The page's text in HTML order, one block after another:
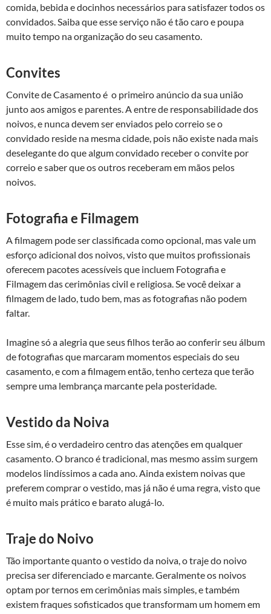
comida, bebida e docinhos necessários para satisfazer todos os
convidados. Saiba que esse serviço não é tão caro e poupa
muito tempo na organização do seu casamento.
Convites
Convite de Casamento é o primeiro anúncio da sua união
junto aos amigos e parentes. A entre de responsabilidade dos
noivos, e nunca devem ser enviados pelo correio se o
convidado reside na mesma cidade, pois não existe nada mais
deselegante do que algum convidado receber o convite por
correio e saber que os outros receberam em mãos pelos
noivos.
Fotografia e Filmagem
A filmagem pode ser classificada como opcional, mas vale um
esforço adicional dos noivos, visto que muitos profissionais
oferecem pacotes acessíveis que incluem Fotografia e
Filmagem das cerimônias civil e religiosa. Se você deixar a
filmagem de lado, tudo bem, mas as fotografias não podem
faltar.
Imagine só a alegria que seus filhos terão ao conferir seu álbum
de fotografias que marcaram momentos especiais do seu
casamento, e com a filmagem então, tenho certeza que terão
sempre uma lembrança marcante pela posteridade.
Vestido da Noiva
Esse sim, é o verdadeiro centro das atenções em qualquer
casamento. O branco é tradicional, mas mesmo assim surgem
modelos lindíssimos a cada ano. Ainda existem noivas que
preferem comprar o vestido, mas já não é uma regra, visto que
é muito mais prático e barato alugá-lo.
Traje do Noivo
Tão importante quanto o vestido da noiva, o traje do noivo
precisa ser diferenciado e marcante. Geralmente os noivos
optam por ternos em cerimônias mais simples, e também
existem fraques sofisticados que transformam um homem em